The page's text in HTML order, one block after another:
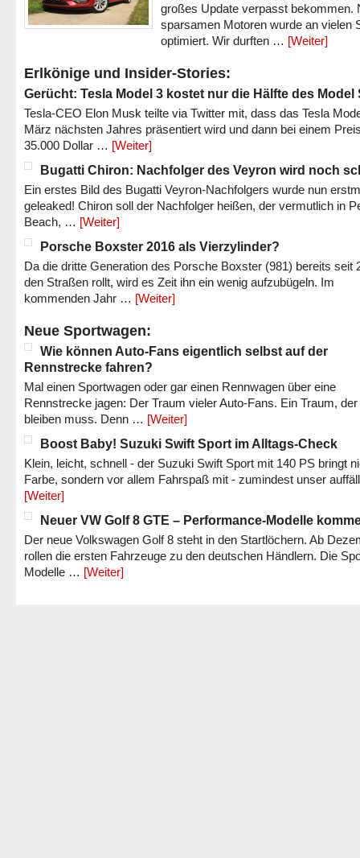
großes Update verpasst bekommen.
sparsamen Motoren wurde an vielen
optimiert. Wir durften … [Weiter]
Erlkönige und Insider-Stories:
Gerücht: Tesla Model 3 kostet nur die Hälfte des Model
Tesla-CEO Elon Musk teilte via Twitter mit, dass das Tesla
März nächsten Jahres präsentiert wird und dann bei einem
35.000 Dollar … [Weiter]
Bugatti Chiron: Nachfolger des Veyron wird noch
Ein erstes Bild des Bugatti Veyron-Nachfolgers wurde nun
geleaked! Chiron soll der Nachfolger heißen, der vermutlich in
Beach, … [Weiter]
Porsche Boxster 2016 als Vierzylinder?
Da die dritte Generation des Porsche Boxster (981) bereits seit
den Straßen rollt, wird es Zeit ihn ein wenig aufzubügeln. Im
kommenden Jahr … [Weiter]
Neue Sportwagen:
Wie können Auto-Fans eigentlich selbst auf der
Rennstrecke fahren?
Mal einen Sportwagen oder gar einen Rennwagen über eine
Rennstrecke jagen: Der Traum vieler Auto-Fans. Ein Traum,
bleiben muss. Denn … [Weiter]
Boost Baby! Suzuki Swift Sport im Alltags-Check
Klein, leicht, schnell - der Suzuki Swift Sport mit 140 PS bringt
Farbe, sondern vor allem Fahrspaß mit - zumindest unser
[Weiter]
Neuer VW Golf 8 GTE – Performance-Modelle
Der neue Volkswagen Golf 8 steht in den Startlöchern. Ab
rollen die ersten Fahrzeuge zu den deutschen Händlern. Die
Modelle … [Weiter]